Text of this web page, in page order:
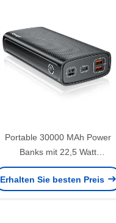
Portable 30000 MAh Power
Banks mit 22,5 Watt
Schnellladung 3 Eingabe-
Ausgabe
Erhalten Sie besten Preis